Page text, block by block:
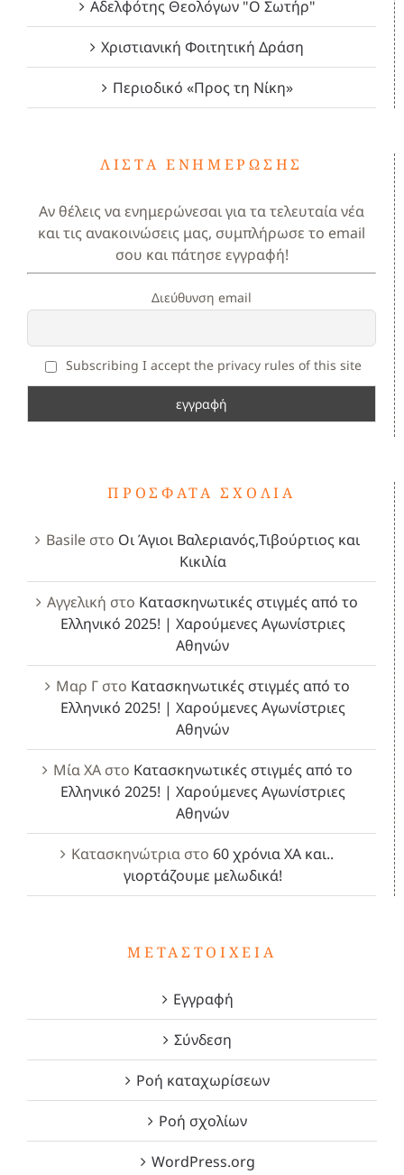
Αδελφότης Θεολόγων "Ο Σωτήρ"
Χριστιανική Φοιτητική Δράση
Περιοδικό «Προς τη Νίκη»
ΛΊΣΤΑ ΕΝΗΜΈΡΩΣΗΣ
Αν θέλεις να ενημερώνεσαι για τα τελευταία νέα
και τις ανακοινώσεις μας, συμπλήρωσε το email
σου και πάτησε εγγραφή!
Διεύθυνση email
Subscribing I accept the privacy rules of this site
ΠΡΌΣΦΑΤΑ ΣΧΌΛΙΑ
Basileστο Οι Άγιοι Βαλεριανός,Τιβούρτιος και
Κικιλία
Αγγελική στο Κατασκηνωτικές στιγμές από το
Ελληνικό 2025! | Χαρούμενες Αγωνίστριες
Αθηνών
Μαρ Γστο Κατασκηνωτικές στιγμές από το
Ελληνικό 2025! | Χαρούμενες Αγωνίστριες
Αθηνών
Μία ΧΑστο Κατασκηνωτικές στιγμές από το
Ελληνικό 2025! | Χαρούμενες Αγωνίστριες
Αθηνών
Κατασκηνώτρια στο 60 χρόνια ΧΑ και..
γιορτάζουμε μελωδικά!
ΜΕΤΑΣΤΟΙΧΕΊΑ
Εγγραφή
Σύνδεση
Ροή καταχωρίσεων
Ροή σχολίων
WordPress.org